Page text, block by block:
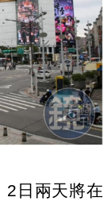
2日兩天將在